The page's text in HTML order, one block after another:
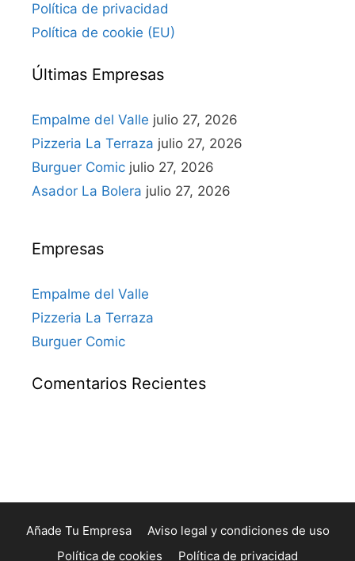
Política de privacidad
Política de cookie (EU)
Últimas Empresas
Empalme del Valle julio 27, 2026
Pizzeria La Terraza julio 27, 2026
Burguer Comic julio 27, 2026
Asador La Bolera julio 27, 2026
Empresas
Empalme del Valle
Pizzeria La Terraza
Burguer Comic
Comentarios Recientes
Añade Tu Empresa
Aviso legal y condiciones de uso
Política de cookies
Política de privacidad